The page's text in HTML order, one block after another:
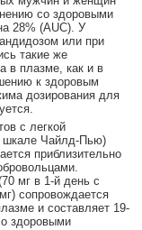
со здоровыми
28% (AUC). У
или при
такие же
в плазме, как и в
к здоровым
дозирования для
с легкой
шкале Чайлд-Пью)
приблизительно
мг в 1-й день с
сопровождается
и составляет 19-
здоровыми